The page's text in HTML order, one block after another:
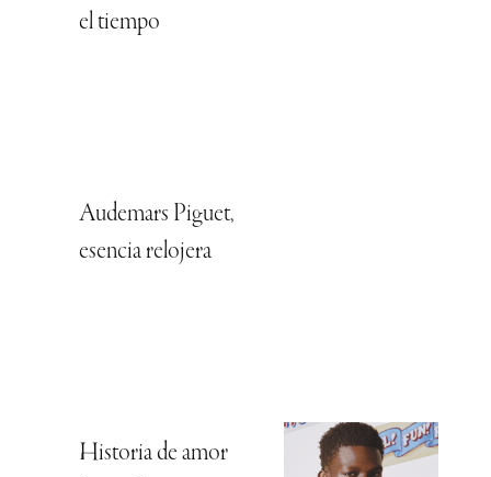
el tiempo
Audemars Piguet,
esencia relojera
Historia de amor